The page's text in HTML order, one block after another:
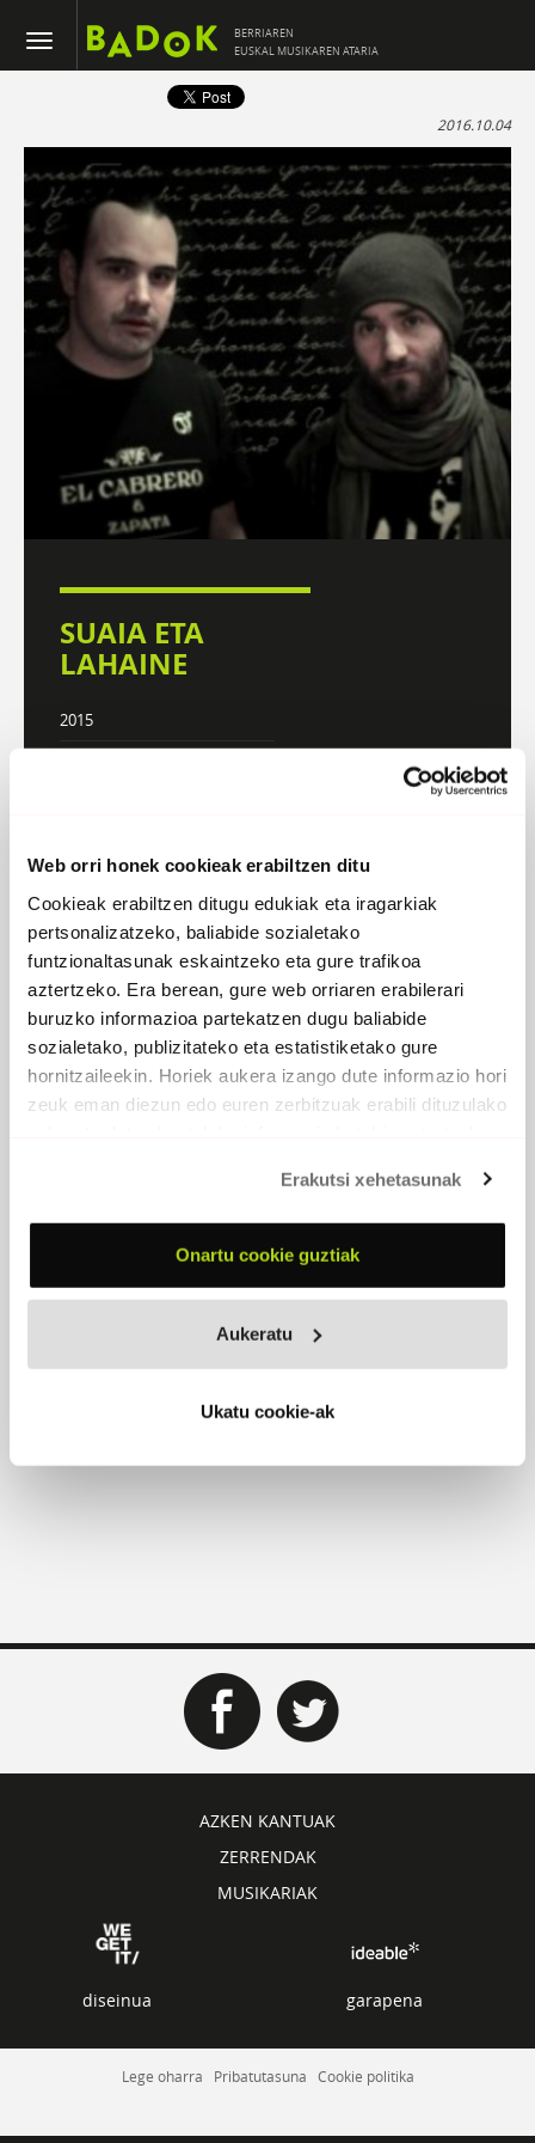
Web orri honek cookieak erabiltzen ditu
Cookieak erabiltzen ditugu edukiak eta iragarkiak
pertsonalizatzeko, baliabide sozialetako
funtzionaltasunak eskaintzeko eta gure trafikoa
aztertzeko. Era berean, gure web orriaren erabilerari
buruzko informazioa partekatzen dugu baliabide
sozialetako, publizitateko eta estatistiketako gure
hornitzaileekin. Horiek aukera izango dute informazio hori
zeuk eman diezun edo euren zerbitzuak erabili dituzulako
Erakutsi xehetasunak
Onartu cookie guztiak
Aukeratu
Ukatu cookie-ak
BERRIAREN
EUSKAL MUSIKAREN ATARIA
2016.10.04
SUAIA ETA
LAHAINE
2015
DISKOGRAFIA BIOGRAFIA
2015 -Taupaka
Gorka Suaia, ahotsa
AZKEN KANTUAK
ZERRENDAK
MUSIKARIAK
diseinua garapena
Lege oharra Pribatutasuna Cookie politika